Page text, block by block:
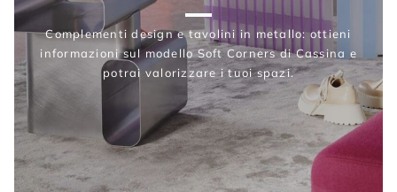
Complementi design e tavolini in metallo: ottieni
informazioni sul modello Soft Corners di Cassina e
potrai valorizzare i tuoi spazi.